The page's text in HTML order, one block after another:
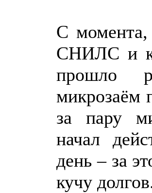
С
СНИЛС и
прошло
микрозаём
за пару
начал
день – за
кучу